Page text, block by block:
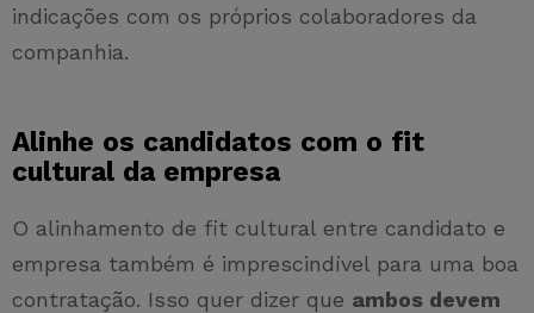
indicações com os próprios colaboradores da
companhia.
Alinhe os candidatos com o fit
cultural da empresa
O alinhamento de fit cultural entre candidato e
empresa também é imprescindível para uma boa
contratação. Isso quer dizer que ambos devem